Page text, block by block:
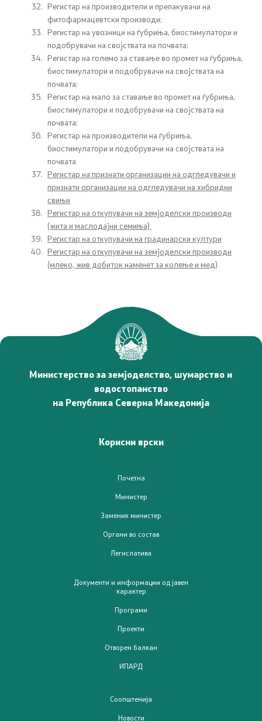
Испит за фитофармација
Јавни расправи / консултации
Легислатива
Легислатива
Програми
Програми
Проекти
Проекти
Отворен Балкан
ИПАРД Програма 2014-2020
ИПАРД Програма 2021-2027
Со еден клик до сите услуги
Регистар на производители и препакувачи на
фитофармацевтски производи;
Регистaр на увозници на ѓубриња, биостимулатори и
подобрувачи на својствата на почвата;
Регистар на големо за ставање во промет на ѓубриња,
биостимулатори и подобрувачи на својствата на
почвата;
Регистaр на мало за ставање во промет на ѓубриња,
биостимулатори и подобрувачи на својствата на
почвата;
Регистар на производители на ѓубриња,
биостимулатори и подобрувачи на својствата на
почвата
Регистар на признати организации на одгледувачи и
признати организации на одгледувачи на хибридни
свињи
Регистар на откупувачи на земјоделски производи
(жита и маслодајни семиња)
Регистар на откупувачи на градинарски култури
Регистар на откупувачи на земјоделски производи
(млеко, жив добиток наменет за колење и мед)
Министерство за земјоделство, шумарство и
водостопанство
на Република Северна Македонија
Корисни врски
Почетна
Министер
Заменик министер
Органи во состав
Легислатива
Документи и информации од јавен
карактер
Програми
Проекти
Отворен балкан
ИПАРД
Соопштенија
Новости